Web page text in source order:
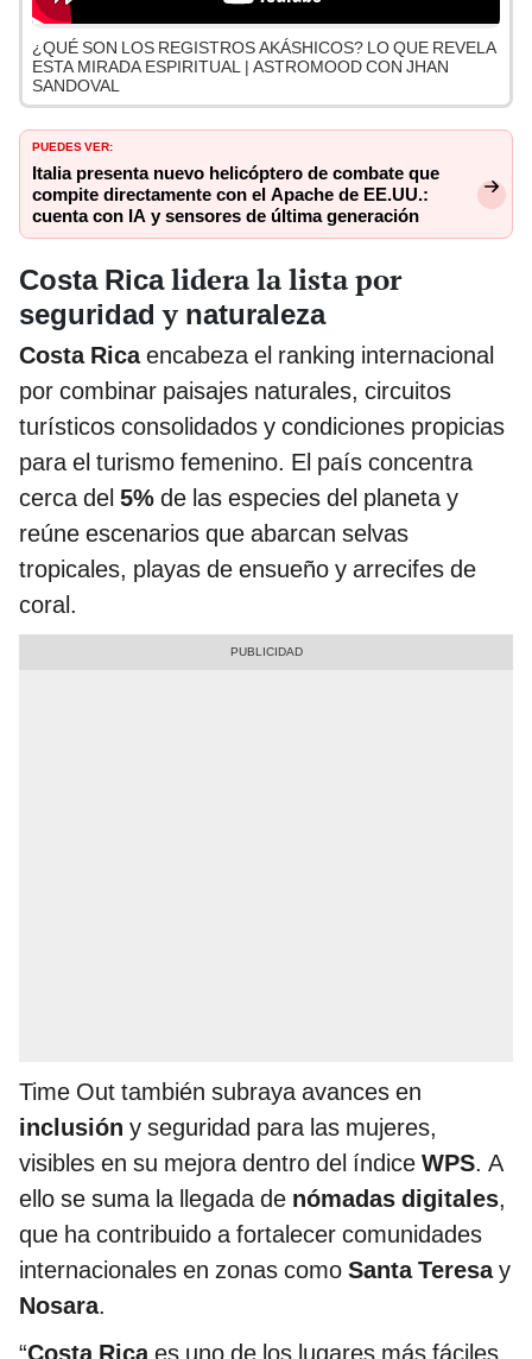
¿QUÉ SON LOS REGISTROS AKÁSHICOS? LO QUE REVELA
ESTA MIRADA ESPIRITUAL | ASTROMOOD CON JHAN
SANDOVAL
PUEDES VER:
Italia presenta nuevo helicóptero de combate que
compite directamente con el Apache de EE.UU.:
cuenta con IA y sensores de última generación
Costa Ricalidera la lista por
seguridad y naturaleza
Costa Ricaencabeza el ranking internacional
por combinar paisajes naturales, circuitos
turísticos consolidados y condiciones propicias
para el turismo femenino. El país concentra
cerca del 5% de las especies del planeta y
reúne escenarios que abarcan selvas
tropicales, playas de ensueño y arrecifes de
coral.
Time Out también subraya avances en
inclusión y seguridad para las mujeres,
visibles en su mejora dentro del índice WPS. A
ello se suma la llegada de nómadas digitales,
que ha contribuido a fortalecer comunidades
internacionales en zonas como Santa Teresay
Nosara.
“Costa Rica es uno de los lugares más fáciles